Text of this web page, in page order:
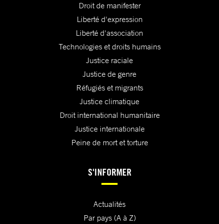
Droit de manifester
Liberté d'expression
Liberté d'association
Technologies et droits humains
Justice raciale
Justice de genre
Réfugiés et migrants
Justice climatique
Droit international humanitaire
Justice internationale
Peine de mort et torture
S'INFORMER
Actualités
Par pays (A à Z)